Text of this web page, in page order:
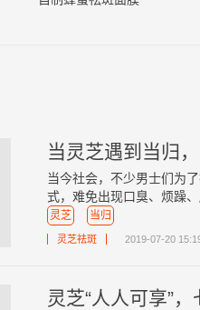
当今社会，不少男士们为
式，难免出现口臭、烦躁
灵芝 当归
灵芝祛斑 2019-07-20
灵芝“人人可享”